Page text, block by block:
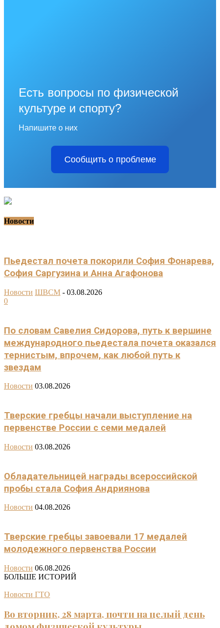
Есть вопросы по физической
культуре и спорту?
Напишите о них
Сообщить о проблеме
Новости
Пьедестал почета покорили София Фонарева,
София Саргузина и Анна Агафонова
Новости ШВСМ - 03.08.2026
0
По словам Савелия Сидорова, путь к вершине
международного пьедестала почета оказался
тернистым, впрочем, как любой путь к
звездам
Новости 03.08.2026
Тверские гребцы начали выступление на
первенстве России с семи медалей
Новости 03.08.2026
Обладательницей награды всероссийской
пробы стала София Андриянова
Новости 04.08.2026
Тверские гребцы завоевали 17 медалей
молодежного первенства России
Новости 06.08.2026
БОЛЬШЕ ИСТОРИЙ
Новости ГТО
Во вторник, 28 марта, почти на целый день